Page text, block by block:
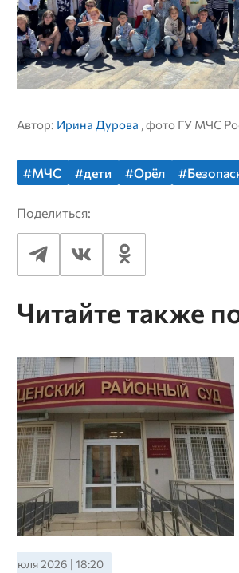
Автор: Ирина Дурова , фото ГУ МЧС
#МЧС #дети #Орёл
Поделиться:
Читайте также
23 июля 2026 | 17:30